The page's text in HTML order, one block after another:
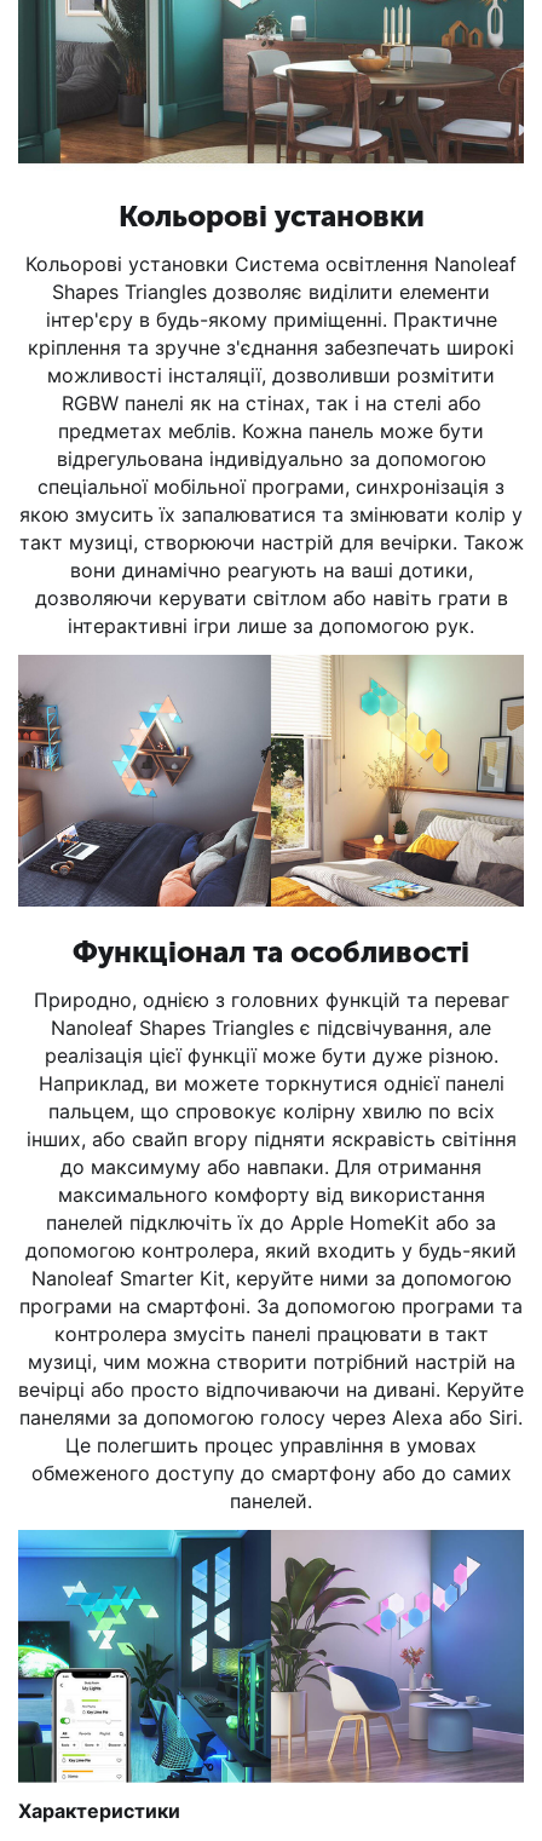
Кольорові установки
Кольорові установки Система освітлення Nanoleaf
Shapes Triangles дозволяє виділити елементи
інтер'єру в будь-якому приміщенні. Практичне
кріплення та зручне з'єднання забезпечать широкі
можливості інсталяції, дозволивши розмітити
RGBW панелі як на стінах, так і на стелі або
предметах меблів. Кожна панель може бути
відрегульована індивідуально за допомогою
спеціальної мобільної програми, синхронізація з
якою змусить їх запалюватися та змінювати колір у
такт музиці, створюючи настрій для вечірки. Також
вони динамічно реагують на ваші дотики,
дозволяючи керувати світлом або навіть грати в
інтерактивні ігри лише за допомогою рук.
Функціонал та особливості
Природно, однією з головних функцій та переваг
Nanoleaf Shapes Triangles є підсвічування, але
реалізація цієї функції може бути дуже різною.
Наприклад, ви можете торкнутися однієї панелі
пальцем, що спровокує колірну хвилю по всіх
інших, або свайп вгору підняти яскравість світіння
до максимуму або навпаки. Для отримання
максимального комфорту від використання
панелей підключіть їх до Apple HomeKit або за
допомогою контролера, який входить у будь-який
Nanoleaf Smarter Kit, керуйте ними за допомогою
програми на смартфоні. За допомогою програми та
контролера змусіть панелі працювати в такт
музиці, чим можна створити потрібний настрій на
вечірці або просто відпочиваючи на дивані. Керуйте
панелями за допомогою голосу через Alexa або Siri.
Це полегшить процес управління в умовах
обмеженого доступу до смартфону або до самих
панелей.
Характеристики